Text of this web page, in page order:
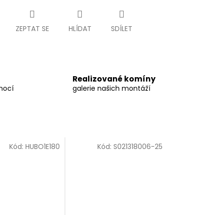
ZEPTAT SE HLÍDAT SDÍLET
Realizované komíny
galerie našich montáží
Kód:HUBO1E180 Kód: S021318006-25